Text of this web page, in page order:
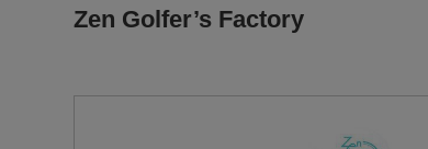
Zen Golfer’s Factory